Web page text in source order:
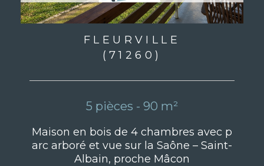
FLEURVILLE
(71260)
5 pièces - 90 m²
Maison en bois de 4 chambres avec p
arc arboré et vue sur la Saône – Saint-
Albain, proche Mâcon